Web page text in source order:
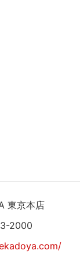
東京本店
2000